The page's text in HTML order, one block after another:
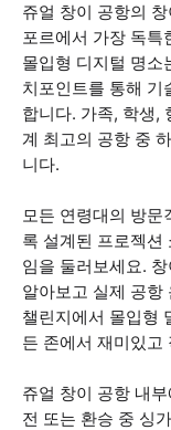
쥬얼 창이 공항의
포르에서 가장 독특
몰입형 디지털 명소
치포인트를 통해 기
합니다. 가족, 학생,
계 최고의 공항 중
니다.
모든 연령대의 방문
록 설계된 프로젝션
임을 둘러보세요.
알아보고 실제 공항
챌린지에서 몰입형
든 존에서 재미있고
쥬얼 창이 공항 내
전 또는 환승 중 싱